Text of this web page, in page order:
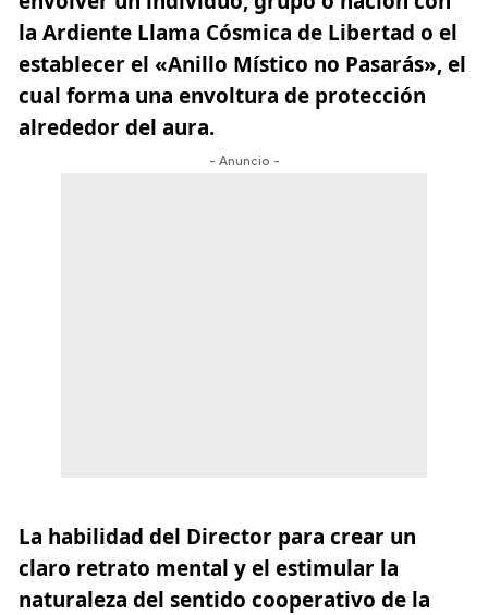
la Ardiente Llama Cósmica de Libertad o el
establecer el «Anillo Místico no Pasarás», el
cual forma una envoltura de protección
alrededor del aura.
- Anuncio -
La habilidad del Director para crear un
claro retrato mental y el estimular la
naturaleza del sentido cooperativo de la